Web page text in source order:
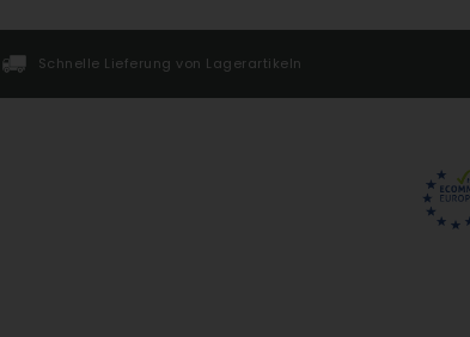
Schnelle Lieferung von Lagerartikeln